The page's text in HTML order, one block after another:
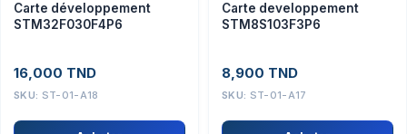
Carte développement
STM32F030F4P6
16,000 TND
SKU: ST-01-A18
Carte developpement
STM8S103F3P6
8,900 TND
SKU: ST-01-A17